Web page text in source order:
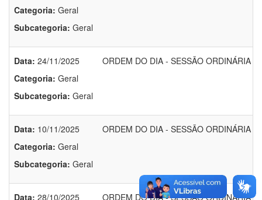
Categoria: Geral
Subcategoria: Geral
Data: 24/11/2025
Categoria: Geral
Subcategoria: Geral
ORDEM DO DIA - SESSÃO ORDINÁRIA
Data: 10/11/2025
Categoria: Geral
Subcategoria: Geral
ORDEM DO DIA - SESSÃO ORDINÁRIA
Data: 28/10/2025
ORDEM DO DIA - SESSÃO ORDINÁRIA